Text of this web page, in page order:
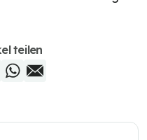
teilen